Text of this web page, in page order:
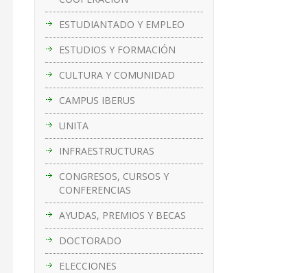
ESTUDIANTADO Y EMPLEO
ESTUDIOS Y FORMACIÓN
CULTURA Y COMUNIDAD
CAMPUS IBERUS
UNITA
INFRAESTRUCTURAS
CONGRESOS, CURSOS Y
CONFERENCIAS
AYUDAS, PREMIOS Y BECAS
DOCTORADO
ELECCIONES